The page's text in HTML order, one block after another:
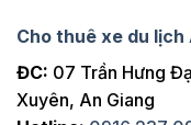
Cho thuê xe du lịch
ĐC: 07 Trần Hưng
Xuyên, An Giang